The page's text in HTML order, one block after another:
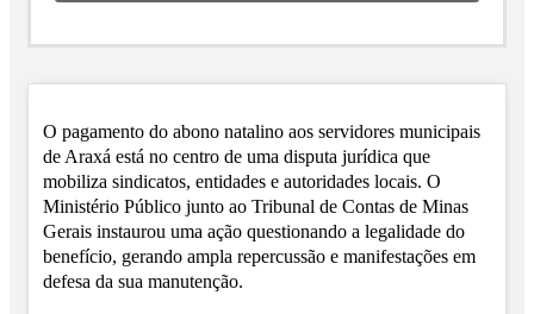
O pagamento do abono natalino aos servidores municipais
de Araxá está no centro de uma disputa jurídica que
mobiliza sindicatos, entidades e autoridades locais. O
Ministério Público junto ao Tribunal de Contas de Minas
Gerais instaurou uma ação questionando a legalidade do
benefício, gerando ampla repercussão e manifestações em
defesa da sua manutenção.